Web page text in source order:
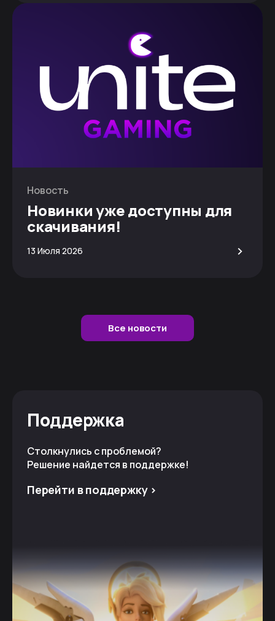
Новость
Новинки уже доступны для
скачивания!
13 Июля 2026 >
Все новости
Поддержка
Столкнулись с проблемой?
Решение найдется в поддержке!
Перейти в поддержку >